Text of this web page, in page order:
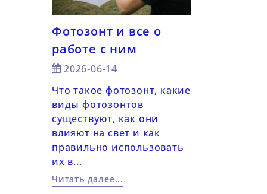
Фотозонт и все о
работе с ним
2026-06-14
Что такое фотозонт, какие
виды фотозонтов
существуют, как они
влияют на свет и как
правильно использовать
их в...
Читать далее...